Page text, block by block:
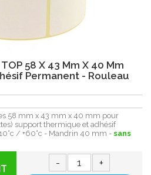
58 X 43 Mm X 40 Mm
Permanent - Rouleau
58 mm x 43 mm x 40 mm pour
support thermique et adhésif
/ +60°c - Mandrin 40 mm - sans
- +